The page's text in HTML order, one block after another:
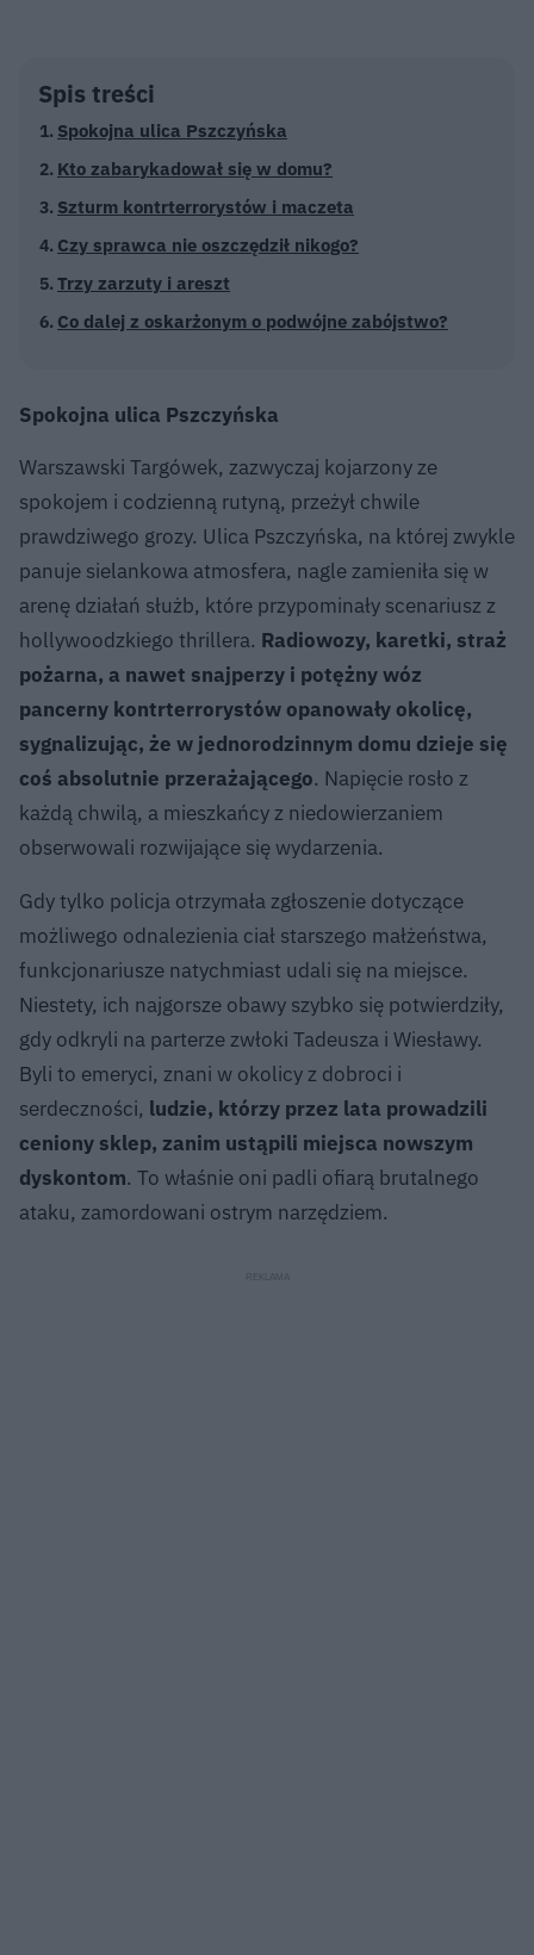
Spis treści
Spokojna ulica Pszczyńska
Kto zabarykadował się w domu?
Szturm kontrterrorystów i maczeta
Czy sprawca nie oszczędził nikogo?
Trzy zarzuty i areszt
Co dalej z oskarżonym o podwójne zabójstwo?
Spokojna ulica Pszczyńska
Warszawski Targówek, zazwyczaj kojarzony ze
spokojem i codzienną rutyną, przeżył chwile
prawdziwego grozy. Ulica Pszczyńska, na której zwykle
panuje sielankowa atmosfera, nagle zamieniła się w
arenę działań służb, które przypominały scenariusz z
hollywoodzkiego thrillera. Radiowozy, karetki, straż
pożarna, a nawet snajperzy i potężny wóz
pancerny kontrterrorystów opanowały okolicę,
sygnalizując, że w jednorodzinnym domu dzieje się
coś absolutnie przerażającego. Napięcie rosło z
każdą chwilą, a mieszkańcy z niedowierzaniem
obserwowali rozwijające się wydarzenia.
Gdy tylko policja otrzymała zgłoszenie dotyczące
możliwego odnalezienia ciał starszego małżeństwa,
funkcjonariusze natychmiast udali się na miejsce.
Niestety, ich najgorsze obawy szybko się potwierdziły,
gdy odkryli na parterze zwłoki Tadeusza i Wiesławy.
Byli to emeryci, znani w okolicy z dobroci i
serdeczności, ludzie, którzy przez lata prowadzili
ceniony sklep, zanim ustąpili miejsca nowszym
dyskontom. To właśnie oni padli ofiarą brutalnego
ataku, zamordowani ostrym narzędziem.